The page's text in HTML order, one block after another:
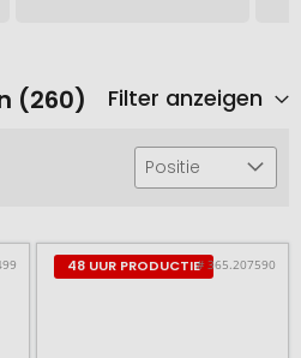
(260) Filter anzeigen
Positie
48 UUR PRODUCTIE# 365.207590